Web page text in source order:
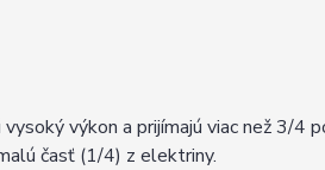
výkon a prijímajú viac než 3/4
časť (1/4) z elektriny.